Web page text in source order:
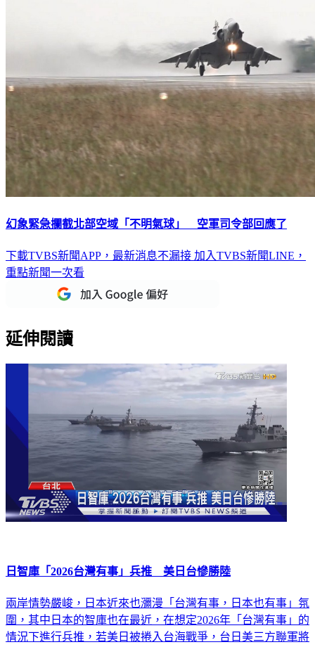
幻象緊急攔截北部空域「不明氣球」 空軍司令部回應了
下載TVBS新聞APP，最新消息不漏接 加入TVBS新聞LINE，
重點新聞一次看
延伸閱讀
日智庫「2026台灣有事」兵推 美日台慘勝陸
兩岸情勢嚴峻，日本近來也瀰漫「台灣有事，日本也有事」氛
圍，其中日本的智庫也在最近，在想定2026年「台灣有事」的
情況下進行兵推，若美日被捲入台海戰爭，台日美三方聯軍將